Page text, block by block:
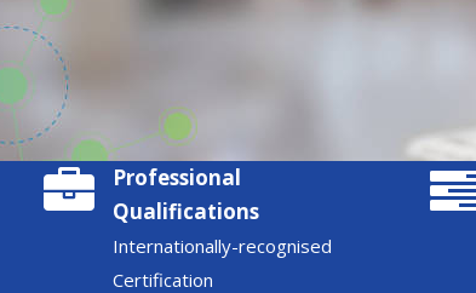
Professional
Qualifications
Internationally-recognised
Certification